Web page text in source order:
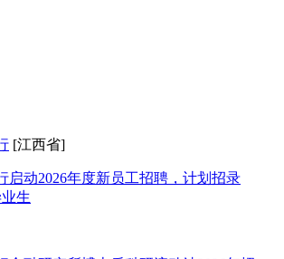
[江西省]
启动2026年度新员工招聘，计划招录
生